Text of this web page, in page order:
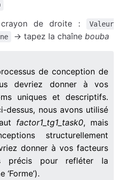
de droite :
Valeur
→ tapez la chaînebouba
de conception de
devriez donner à vos
uniques et descriptifs.
dessus, nous avons utilisé
factor1_tg1_task0, mais
structurellement
donner à vos facteurs
précis pour refléter la